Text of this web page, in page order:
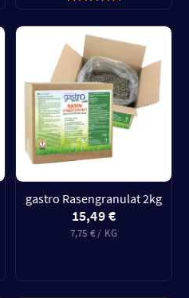
gastro Rasengranulat 2kg
15,49 €
7,75 € / KG